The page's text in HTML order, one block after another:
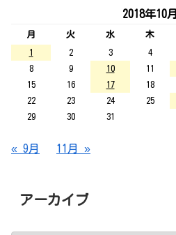
2018年10月
月 火 水 木
1
2 3 4
8
9 10 11
15
16 17 18
22
23 24 25
29
30 31
« 9月 11月 »
アーカイブ